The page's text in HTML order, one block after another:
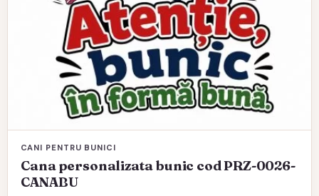
CANI PENTRU BUNICI
Cana personalizata bunic cod PRZ-0026-
CANABU